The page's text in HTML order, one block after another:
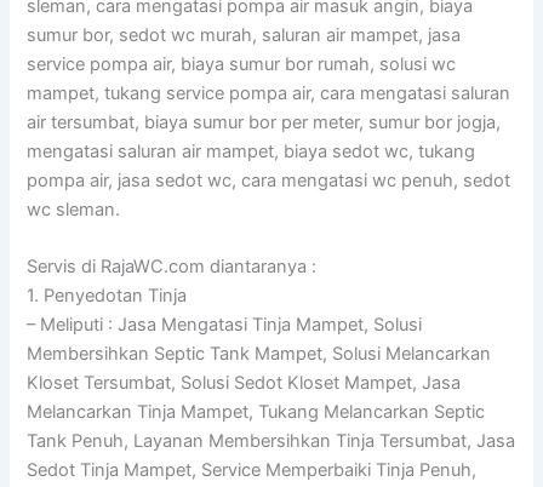
sleman, cara mengatasi pompa air masuk angin, biaya
sumur bor, sedot wc murah, saluran air mampet, jasa
service pompa air, biaya sumur bor rumah, solusi wc
mampet, tukang service pompa air, cara mengatasi saluran
air tersumbat, biaya sumur bor per meter, sumur bor jogja,
mengatasi saluran air mampet, biaya sedot wc, tukang
pompa air, jasa sedot wc, cara mengatasi wc penuh, sedot
wc sleman.
Servis di RajaWC.com diantaranya :
1. Penyedotan Tinja
– Meliputi : Jasa Mengatasi Tinja Mampet, Solusi
Membersihkan Septic Tank Mampet, Solusi Melancarkan
Kloset Tersumbat, Solusi Sedot Kloset Mampet, Jasa
Melancarkan Tinja Mampet, Tukang Melancarkan Septic
Tank Penuh, Layanan Membersihkan Tinja Tersumbat, Jasa
Sedot Tinja Mampet, Service Memperbaiki Tinja Penuh,